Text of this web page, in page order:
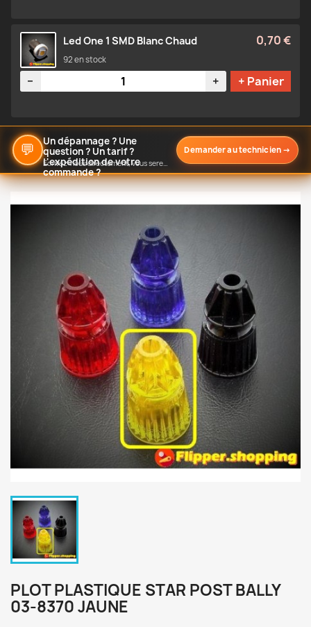
Led One 1 SMD Blanc Chaud 0,70 €
92 en stock
− + + Panier
💬
Un dépannage ? Une
question ? Un tarif ?
L'expédition de votre
commande ?
Écrivez-nous directement, vous serez notifié de notre réponse
Demander au technicien →
PLOT PLASTIQUE STAR POST BALLY
03-8370 JAUNE